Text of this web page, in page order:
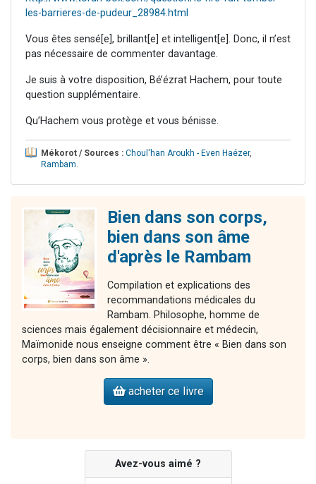
les-barrieres-de-pudeur_28984.html
Vous êtes sensé[e], brillant[e] et intelligent[e]. Donc, il n’est
pas nécessaire de commenter davantage.
Je suis à votre disposition, Bé’ézrat Hachem, pour toute
question supplémentaire.
Qu’Hachem vous protège et vous bénisse.
Mékorot / Sources : Choul'han Aroukh - Even Haézer,
Rambam.
Bien dans son corps,
bien dans son âme
d'après le Rambam
Compilation et explications des
recommandations médicales du
Rambam. Philosophe, homme de
sciences mais également décisionnaire et médecin,
Maïmonide nous enseigne comment être « Bien dans son
corps, bien dans son âme ».
acheter ce livre
Avez-vous aimé ?